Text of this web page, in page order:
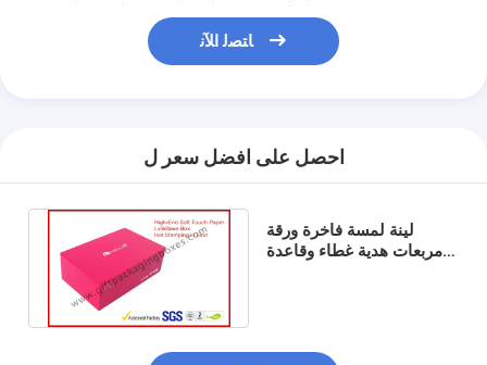
ﺎﺘﺼﻟ ﺍﻶﻧ
احصل على افضل سعر ل
لينة لمسة فاخرة ورقة
مربعات هدية غطاء وقاعدة